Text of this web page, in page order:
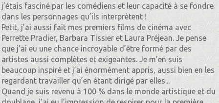
j’étais fasciné par les comédiens et leur capacité à se fondre
dans les personnages qu’ils interprètent !
Petit, j’ai aussi fait mes premiers films de cinéma avec
Perrette Pradier, Barbara Tissier et Laura Préjean. Je pense
que j’ai eu une chance incroyable d’être formé par des
artistes aussi complètes et exigeantes. Je m’en suis
beaucoup inspiré et j’ai énormément appris, aussi bien en les
regardant travailler qu’en étant dirigé par elles...
Quand je suis revenu à 100 % dans le monde artistique et du